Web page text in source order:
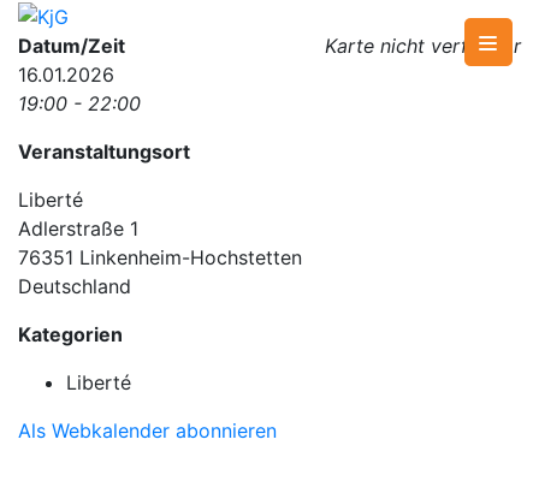
Skip
content
KjG
Katholische junge Gemeinde Karte nicht verfügbar
Datum/Zeit
16.01.2026
19:00 - 22:00
Veranstaltungsort
Liberté
Adlerstraße 1
76351 Linkenheim-Hochstetten
Deutschland
Kategorien
Liberté
Als Webkalender abonnieren